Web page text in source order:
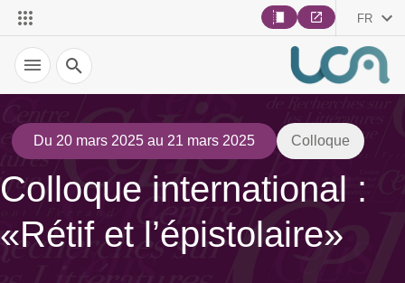
FR
Recherche
Du 20 mars 2025 au 21 mars 2025 Colloque
Colloque international :
«Rétif et l’épistolaire»